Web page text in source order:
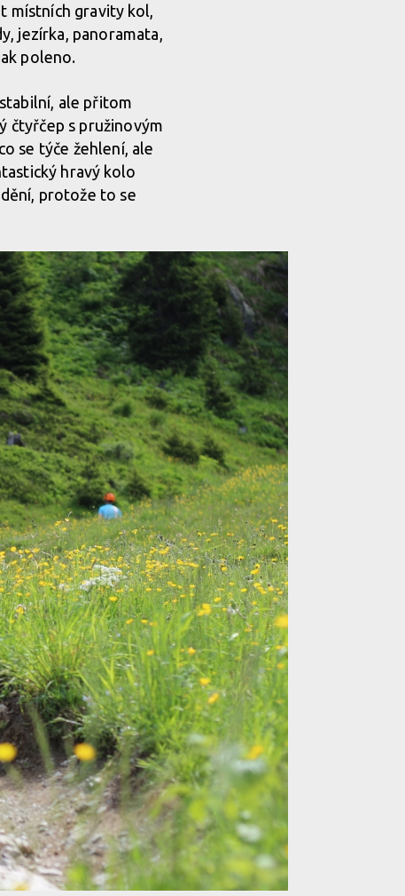
místních gravity kol,
jezírka, panoramata,
poleno.
ale přitom
čtyřčep s pružinovým
se týče žehlení, ale
hravý kolo
protože to se